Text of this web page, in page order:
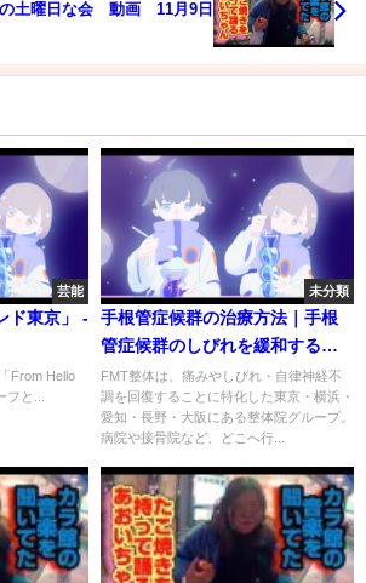
土曜日な会 動画 11月9日
芸能
ド東京」 -
From Hello
フと...
未分類
手根管症候群の治療方法｜手根
管症候群のしびれを緩和する３
つの方法
FMT整体は、痛みやしびれ・自律神経不
調を回復することに特化した東京・横浜・
愛知・長野・大阪にある整体院グループ。
病院や接骨院など、どこへ行...